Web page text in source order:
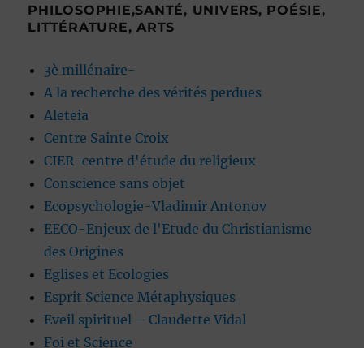
PHILOSOPHIE,SANTÉ, UNIVERS, POÉSIE,
LITTÉRATURE, ARTS
3è millénaire-
A la recherche des vérités perdues
Aleteia
Centre Sainte Croix
CIER-centre d'étude du religieux
Conscience sans objet
Ecopsychologie-Vladimir Antonov
EECO-Enjeux de l'Etude du Christianisme
des Origines
Eglises et Ecologies
Esprit Science Métaphysiques
Eveil spirituel – Claudette Vidal
Foi et Science